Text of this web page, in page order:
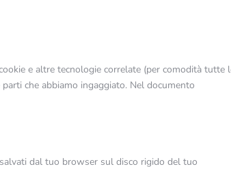
e altre tecnologie correlate (per comodità tutte
che abbiamo ingaggiato. Nel documento
dal tuo browser sul disco rigido del tuo